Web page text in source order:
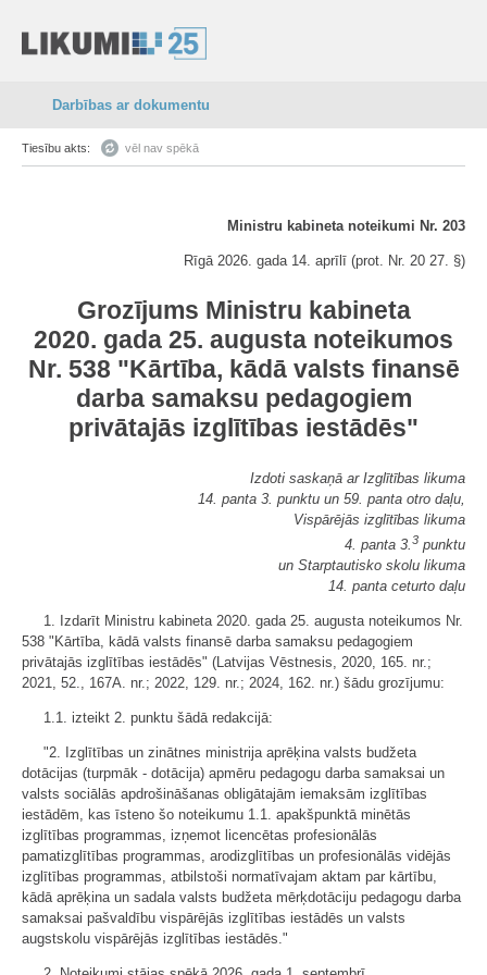
Darbības ar dokumentu
Tiesību akts: vēl nav spēkā
Ministru kabineta noteikumi Nr. 203
Rīgā 2026. gada 14. aprīlī (prot. Nr. 20 27. §)
Grozījums Ministru kabineta
2020. gada 25. augusta noteikumos
Nr. 538 "Kārtība, kādā valsts finansē
darba samaksu pedagogiem
privātajās izglītības iestādēs"
Izdoti saskaņā ar Izglītības likuma
14. panta 3. punktu un 59. panta otro daļu,
Vispārējās izglītības likuma
4. panta 3.3 punktu
un Starptautisko skolu likuma
14. panta ceturto daļu
1. Izdarīt Ministru kabineta 2020. gada 25. augusta noteikumos Nr.
538 "Kārtība, kādā valsts finansē darba samaksu pedagogiem
privātajās izglītības iestādēs" (Latvijas Vēstnesis, 2020, 165. nr.;
2021, 52., 167A. nr.; 2022, 129. nr.; 2024, 162. nr.) šādu grozījumu:
1.1. izteikt 2. punktu šādā redakcijā:
"2. Izglītības un zinātnes ministrija aprēķina valsts budžeta
dotācijas (turpmāk - dotācija) apmēru pedagogu darba samaksai un
valsts sociālās apdrošināšanas obligātajām iemaksām izglītības
iestādēm, kas īsteno šo noteikumu 1.1. apakšpunktā minētās
izglītības programmas, izņemot licencētas profesionālās
pamatizglītības programmas, arodizglītības un profesionālās vidējās
izglītības programmas, atbilstoši normatīvajam aktam par kārtību,
kādā aprēķina un sadala valsts budžeta mērķdotāciju pedagogu darba
samaksai pašvaldību vispārējās izglītības iestādēs un valsts
augstskolu vispārējās izglītības iestādēs."